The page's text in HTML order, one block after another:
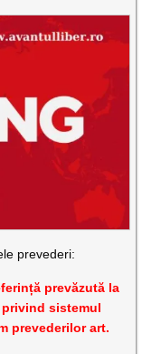
prevederi:
prevăzută la
privind sistemul
prevederilor art.